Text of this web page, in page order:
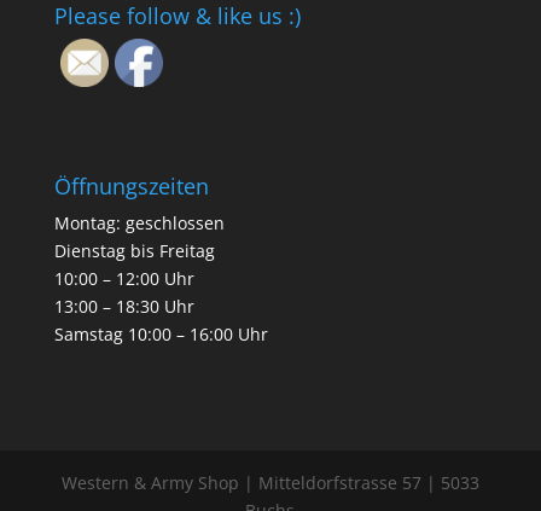
Please follow & like us :)
Öffnungszeiten
Montag: geschlossen
Dienstag bis Freitag
10:00 – 12:00 Uhr
13:00 – 18:30 Uhr
Samstag 10:00 – 16:00 Uhr
Western & Army Shop | Mitteldorfstrasse 57 | 5033